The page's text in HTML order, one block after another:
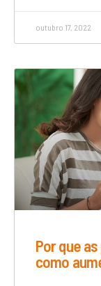
outubro 17, 2022
Por que
como